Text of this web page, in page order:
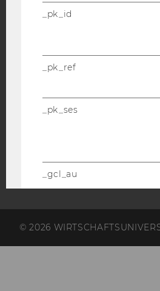
AMBA
© 2026
_pk_id
_pk_ref
_pk_ses
_gcl_au